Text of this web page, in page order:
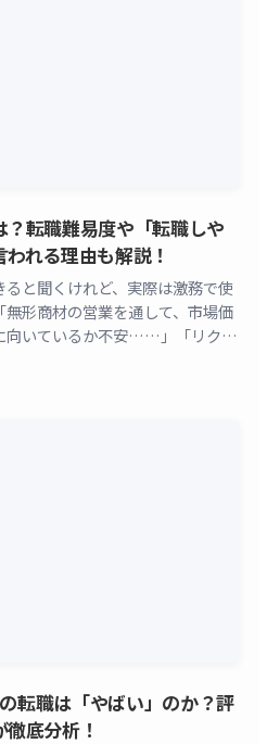
転職難易度や「転職しや
れる理由も解説！
ると聞くけれど、実際は激務で使
形商材の営業を通して、市場価
向いているか不安……」「リクル
本当にキャリアアップでき
転職は「やばい」のか？評
底分析！